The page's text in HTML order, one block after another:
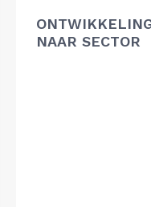
NAAR SECTOR